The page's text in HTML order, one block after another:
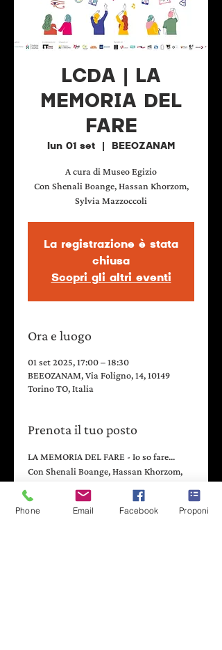
LCDA | LA
MEMORIA DEL
FARE
lun 01 set BEEOZANAM
A cura di Museo Egizio
Con Shenali Boange, Hassan Khorzom,
Sylvia Mazzoccoli
La registrazione è stata
chiusa
Scopri gli altri eventi
Ora e luogo
01 set 2025, 17:00 – 18:30
BEEOZANAM, Via Foligno, 14, 10149
Torino TO, Italia
Prenota il tuo posto
LA MEMORIA DEL FARE - Io so fare...
Con Shenali Boange, Hassan Khorzom,
Su una scheda impostata dal Museo l*
partecipanti potranno raccontare e
Phone Email Facebook Proponi